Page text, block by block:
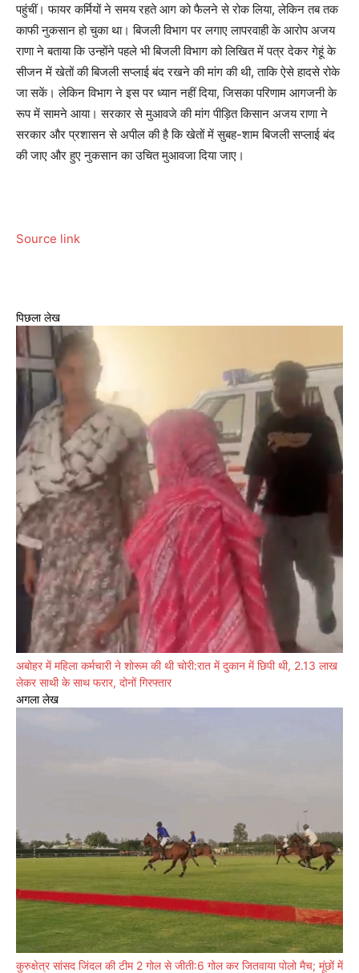
पहुंचीं। फायर कर्मियों ने समय रहते आग को फैलने से रोक लिया, लेकिन तब तक
काफी नुकसान हो चुका था। बिजली विभाग पर लगाए लापरवाही के आरोप अजय
राणा ने बताया कि उन्होंने पहले भी बिजली विभाग को लिखित में पत्र देकर गेहूं के
सीजन में खेतों की बिजली सप्लाई बंद रखने की मांग की थी, ताकि ऐसे हादसे रोके
जा सकें। लेकिन विभाग ने इस पर ध्यान नहीं दिया, जिसका परिणाम आगजनी के
रूप में सामने आया। सरकार से मुआवजे की मांग पीड़ित किसान अजय राणा ने
सरकार और प्रशासन से अपील की है कि खेतों में सुबह-शाम बिजली सप्लाई बंद
की जाए और हुए नुकसान का उचित मुआवजा दिया जाए।
Source link
पिछला लेख
अबोहर में महिला कर्मचारी ने शोरूम की थी चोरी:रात में दुकान में छिपी थी, 2.13 लाख
लेकर साथी के साथ फरार, दोनों गिरफ्तार
अगला लेख
कुरुक्षेत्र सांसद जिंदल की टीम 2 गोल से जीती:6 गोल कर जितवाया पोलो मैच; मूंछों में